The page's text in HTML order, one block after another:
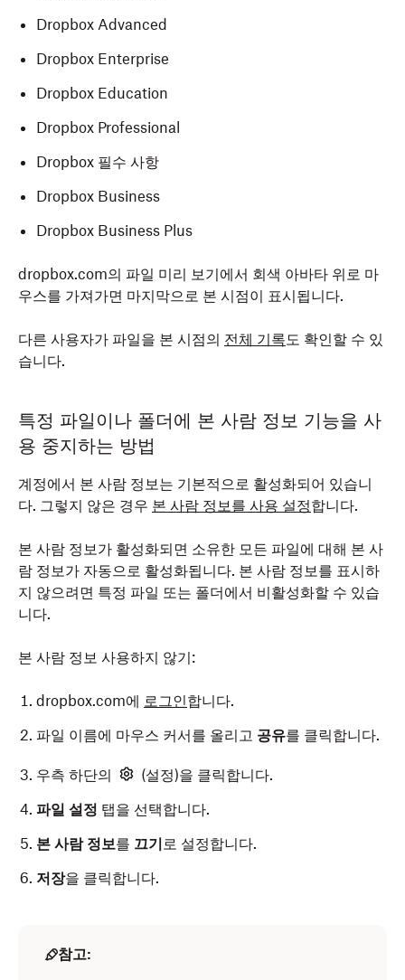
Dropbox Advanced
Dropbox Enterprise
Dropbox Education
Dropbox Professional
Dropbox 필수 사항
Dropbox Business
Dropbox Business Plus
dropbox.com의 파일 미리 보기에서 회색 아바타 위로 마
우스를 가져가면 마지막으로 본 시점이 표시됩니다.
다른 사용자가 파일을 본 시점의 전체 기록도 확인할 수 있
습니다.
특정 파일이나 폴더에 본 사람 정보 기능을 사
용 중지하는 방법
계정에서 본 사람 정보는 기본적으로 활성화되어 있습니
다. 그렇지 않은 경우 본 사람 정보를 사용 설정합니다.
본 사람 정보가 활성화되면 소유한 모든 파일에 대해 본 사
람 정보가 자동으로 활성화됩니다. 본 사람 정보를 표시하
지 않으려면 특정 파일 또는 폴더에서 비활성화할 수 있습
니다.
본 사람 정보 사용하지 않기:
dropbox.com에 로그인합니다.
파일 이름에 마우스 커서를 올리고 공유를 클릭합니다.
우측 하단의
(설정)을 클릭합니다.
파일 설정 탭을 선택합니다.
본 사람 정보를 끄기로 설정합니다.
저장을 클릭합니다.
참고: